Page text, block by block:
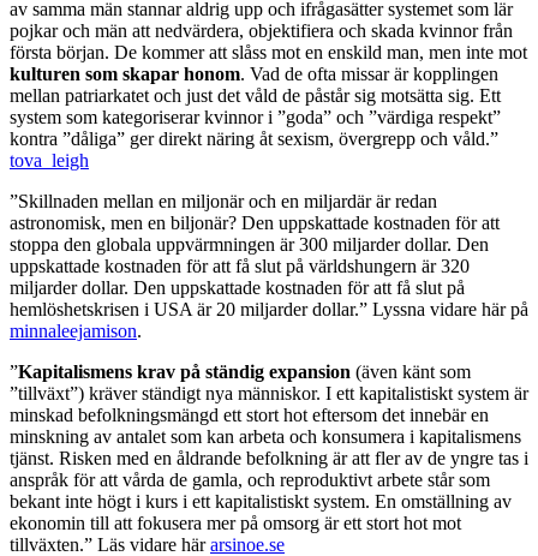
av samma män stannar aldrig upp och ifrågasätter systemet som lär
pojkar och män att nedvärdera, objektifiera och skada kvinnor från
första början. De kommer att slåss mot en enskild man, men inte mot
kulturen som skapar honom. Vad de ofta missar är kopplingen
mellan patriarkatet och just det våld de påstår sig motsätta sig. Ett
system som kategoriserar kvinnor i ”goda” och ”värdiga respekt”
kontra ”dåliga” ger direkt näring åt sexism, övergrepp och våld.”
tova_leigh
”Skillnaden mellan en miljonär och en miljardär är redan
astronomisk, men en biljonär? Den uppskattade kostnaden för att
stoppa den globala uppvärmningen är 300 miljarder dollar. Den
uppskattade kostnaden för att få slut på världshungern är 320
miljarder dollar. Den uppskattade kostnaden för att få slut på
hemlöshetskrisen i USA är 20 miljarder dollar.” Lyssna vidare här på
minnaleejamison.
”Kapitalismens krav på ständig expansion (även känt som
”tillväxt”) kräver ständigt nya människor. I ett kapitalistiskt system är
minskad befolkningsmängd ett stort hot eftersom det innebär en
minskning av antalet som kan arbeta och konsumera i kapitalismens
tjänst. Risken med en åldrande befolkning är att fler av de yngre tas i
anspråk för att vårda de gamla, och reproduktivt arbete står som
bekant inte högt i kurs i ett kapitalistiskt system. En omställning av
ekonomin till att fokusera mer på omsorg är ett stort hot mot
tillväxten.” Läs vidare härarsinoe.se